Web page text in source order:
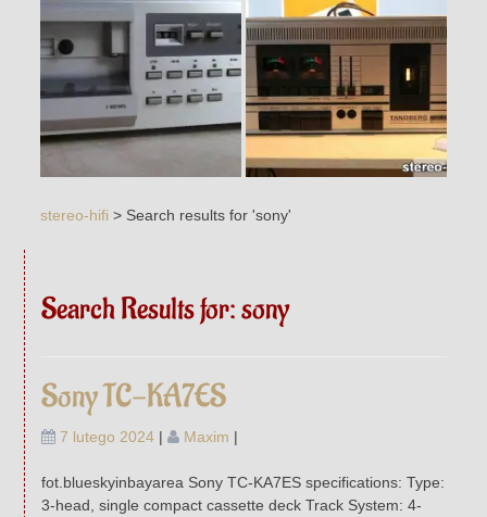
stereo-hifi > Search results for 'sony'
Search Results for:sony
Sony TC-KA7ES
7 lutego 2024 | Maxim |
fot.blueskyinbayarea Sony TC-KA7ES specifications: Type:
3-head, single compact cassette deck Track System: 4-